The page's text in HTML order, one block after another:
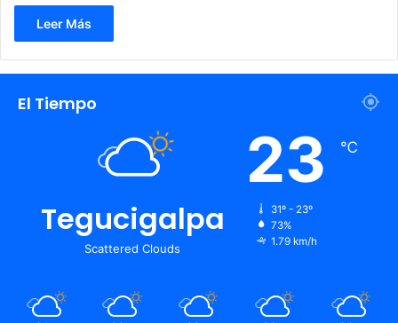
Leer Más
El Tiempo
Tegucigalpa
Scattered Clouds
23 ℃
31º - 23º
73%
1.79 km/h